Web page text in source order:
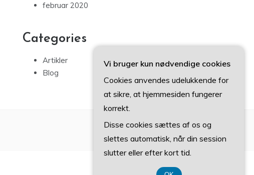
februar 2020
Categories
Artikler
Blog
Vi bruger kun nødvendige cookies
Cookies anvendes udelukkende for
at sikre, at hjemmesiden fungerer
korrekt.
Disse cookies sættes af os og
slettes automatisk, når din session
slutter eller efter kort tid.